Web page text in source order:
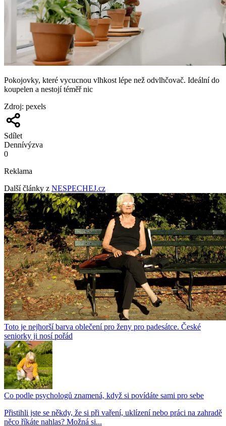
Pokojovky, které vycucnou vlhkost lépe než odvlhčovač. Ideální do
koupelen a nestojí téměř nic
Zdroj: pexels
Sdílet
Dennívýzva
0
Reklama
Další články z NESPECHEJ.cz
Toto je nejhorší barva oblečení pro ženy pro padesátce. České
seniorky ji nosí pořád
Co podle psychologů znamená, když si povídáte sami pro sebe
Přistihli jste se někdy, že si při vaření, uklízení nebo práci na zahradě
něco říkáte nahlas? Možná si...